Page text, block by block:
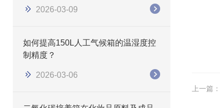
2026-03-09
如何提高150L人工气候箱的温湿度控
制精度？
2026-03-06
上一篇：